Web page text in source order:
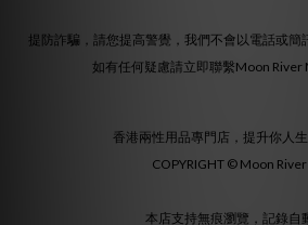
提防詐騙，請您提高警覺，我們不會以電話或簡
如有任何疑慮請立即聯繫Moon River
香港兩性用品專門店，提升你人
COPYRIGHT © Moon
本店支持無痕瀏覽，記錄自